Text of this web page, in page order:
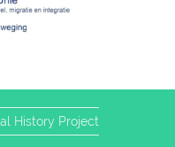
History Project